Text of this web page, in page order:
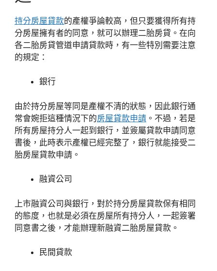
持分房屋貸款的產權爭論較高，但只要獲得所有持
分房屋擁有者的同意，就可以辦理二胎房貸。在向
各二胎房貸管道申請貸款時，有一些特別需要注意
的規定：
銀行
由於持分房屋等同是產權不清的狀態，因此銀行通
常會婉拒這種情況下的房屋貸款申請 。不過，若是
所有房屋持分人一起到銀行，並簽屬貸款申請同意
書後，此時表示產權已經完整了，銀行就能接受二
胎房屋貸款申請。
融資公司
上市融資公司與銀行，對於持分房屋貸款保有相同
的態度，也就是必須在房屋所有持分人，一起簽署
同意書之後，才能辦理新融資二胎房屋貸款。
民間貸款